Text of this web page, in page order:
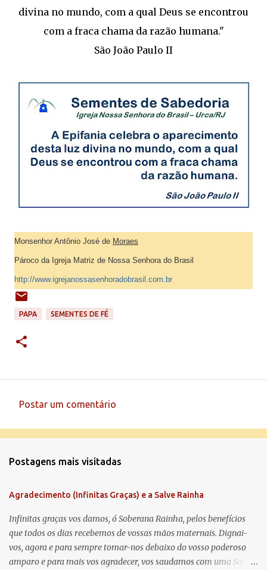
divina no mundo, com a qual Deus se encontrou
com a fraca chama da razão humana."
São João Paulo II
Monsenhor Antônio José de Moraes
Pároco da Igreja Matriz de Nossa Senhora do Brasil
http://www.igrejanossasenhoradobrasil.com.br
PAPA SEMENTES DE FÉ
e
t
á
r
i
Postar um comentário
Postagens mais visitadas
Agradecimento (Infinitas Graças) e a Salve Rainha
Infinitas graças vos damos, ó Soberana Rainha, pelos benefícios
que todos os dias recebemos de vossas mãos maternais. Dignai-
vos, agora e para sempre tomar-nos debaixo do vosso poderoso
amparo e para mais vos agradecer, vos saudamos com uma Salve